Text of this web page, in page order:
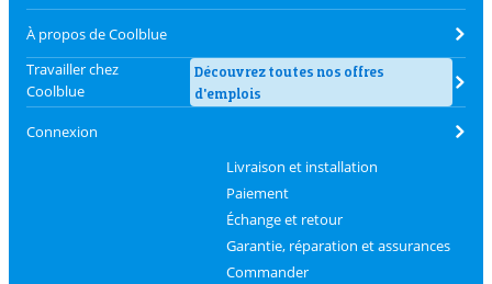
À propos de Coolblue
Travailler chez
Coolblue
Découvrez toutes nos offres
d'emplois
Connexion
Livraison et installation
Paiement
Échange et retour
Garantie, réparation et assurances
Commander